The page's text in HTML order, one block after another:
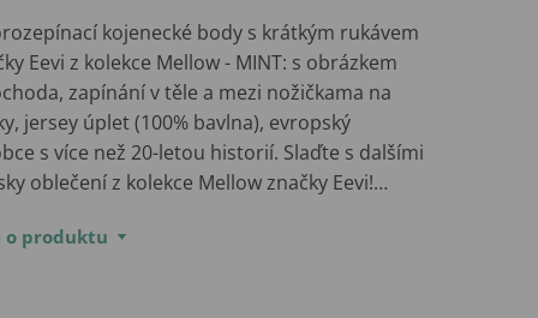
kojenecké body s krátkým rukávem
Eevi z kolekce Mellow - MINT: s obrázkem
zapínání v těle a mezi nožičkama na
jersey úplet (100% bavlna), evropský
s více než 20-letou historií. Slaďte s dalšími
oblečení z kolekce Mellow značky Eevi!…
o produktu